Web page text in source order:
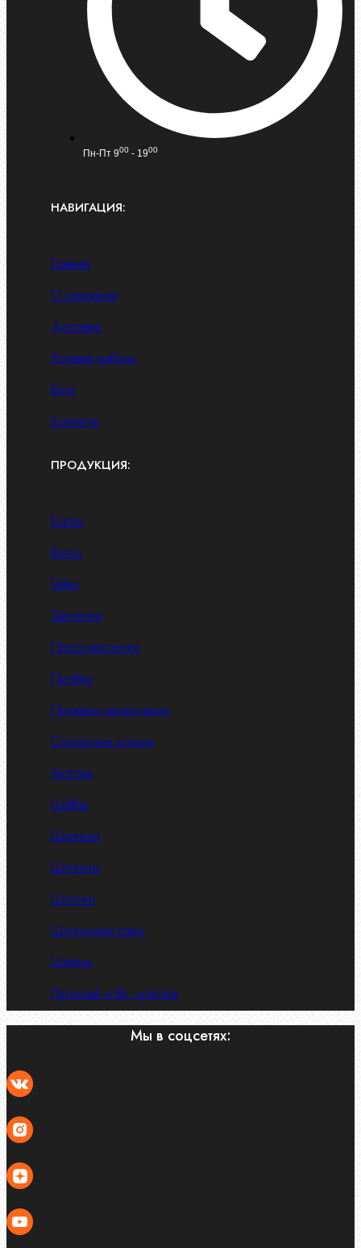
Пн-Пт 900 - 1900
НАВИГАЦИЯ:
Главная
О компании
Доставка
Условия работы
Блог
Контакты
ПРОДУКЦИЯ:
Болты
Винты
Гайки
Заклепки
Пресс-масленки
Пробки
Пружины тарельчатые
Стопорные кольца
Такелаж
Шайбы
Шпильки
Шплинты
Шпонки
Шпоночная сталь
Штифты
Латунный и бр. крепеж
Мы в соцсетях: